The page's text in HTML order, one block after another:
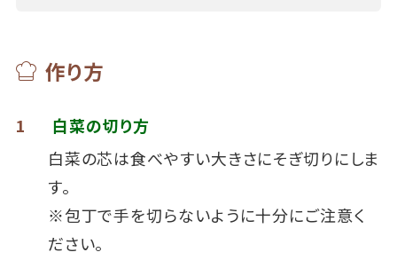
作り方
1
白菜の切り方
白菜の芯は食べやすい大きさにそぎ切りにしま
す。
※包丁で手を切らないように十分にご注意く
ださい。